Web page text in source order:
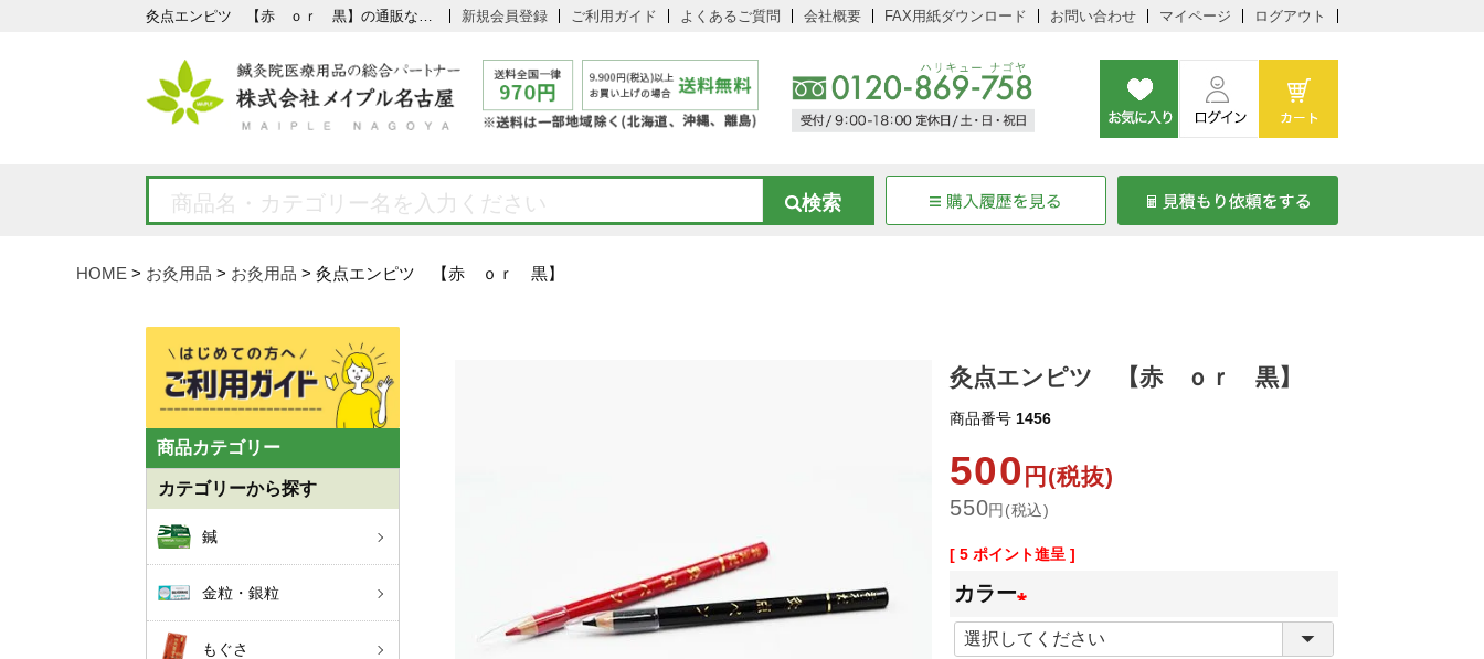
灸点エンピツ 【赤 ｏｒ 黒】の通販なら5,000点以上の豊富な品揃えのメイプル名古屋へ 新規会員登録 ご利用ガイド よくあるご質問 会社概要 FAX用紙ダウンロード お問い合わせ マイページ ログアウト
HOME お灸用品 お灸用品 灸点エンピツ 【赤 ｏｒ 黒】
商品カテゴリー
カテゴリーから探す
鍼
金粒・銀粒
もぐさ
灸点エンピツ 【赤 ｏｒ 黒】
商品番号 1456
500 円(税抜)
550円(税込)
[ 5 ポイント進呈 ]
カラー
(